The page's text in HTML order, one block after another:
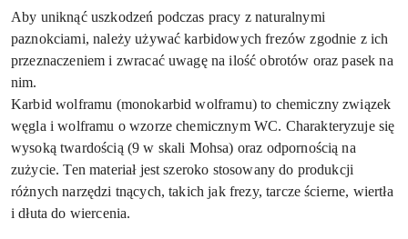
Aby uniknąć uszkodzeń podczas pracy z naturalnymi
paznokciami, należy używać karbidowych frezów zgodnie z ich
przeznaczeniem i zwracać uwagę na ilość obrotów oraz pasek na
nim.
Karbid wolframu (monokarbid wolframu) to chemiczny związek
węgla i wolframu o wzorze chemicznym WC. Charakteryzuje się
wysoką twardością (9 w skali Mohsa) oraz odpornością na
zużycie. Ten materiał jest szeroko stosowany do produkcji
różnych narzędzi tnących, takich jak frezy, tarcze ścierne, wiertła
i dłuta do wiercenia.